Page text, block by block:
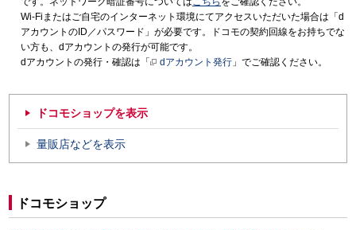
Wi-Fiまたはご自宅のインターネット環境にてアクセスいただいた場合は「d
アカウントのID／パスワード」が必要です。ドコモの契約回線をお持ちでな
い方も、dアカウントの発行が可能です。
dアカウントの発行・確認は「
dアカウント発行 」でご確認ください。
ドコモショップを表示
量販店などを表示
ドコモショップ